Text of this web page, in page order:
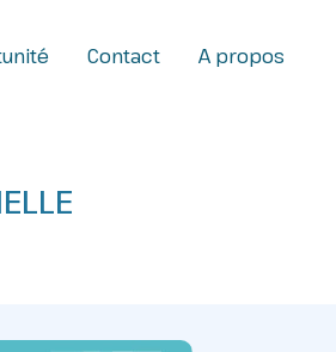
Contact A propos